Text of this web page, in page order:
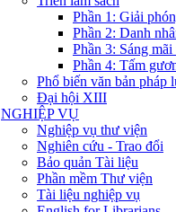
Phần 1: Giải
Phần 2: Danh
Phần 3: Sáng
Phần 4: Tấm
Phổ biến văn bản pháp
Đại hội XIII
NGHIỆP VỤ
Nghiệp vụ thư viện
Nghiên cứu - Trao đổi
Bảo quản Tài liệu
Phần mềm Thư viện
Tài liệu nghiệp vụ